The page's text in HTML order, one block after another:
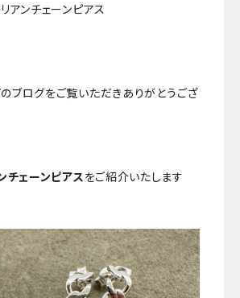
アンチェーンピアス
ブログをご覧いただきありがとうござ
チェーンピアスをご紹介いたします